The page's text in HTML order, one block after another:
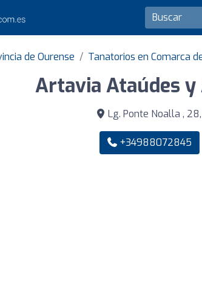
de Ourense Tanatorios en Comarca
Artavia Ataúdes
Lg. Ponte Noalla ,
+34988072845